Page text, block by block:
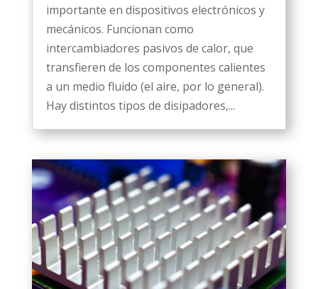
importante en dispositivos electrónicos y
mecánicos. Funcionan como
intercambiadores pasivos de calor, que
transfieren de los componentes calientes
a un medio fluido (el aire, por lo general).
Hay distintos tipos de disipadores,...